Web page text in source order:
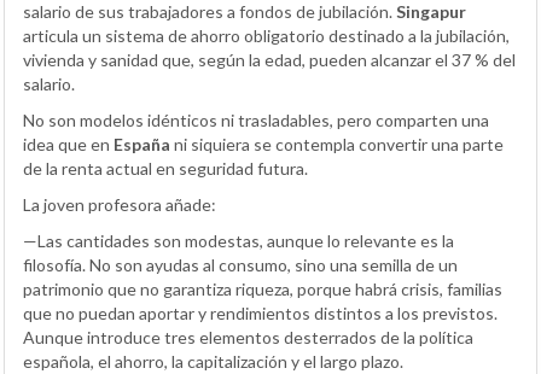
salario de sus trabajadores a fondos de jubilación.Singapur
articula un sistema de ahorro obligatorio destinado a la jubilación,
vivienda y sanidad que, según la edad, pueden alcanzar el 37 % del
salario.
No son modelos idénticos ni trasladables, pero comparten una
idea que en España ni siquiera se contempla convertir una parte
de la renta actual en seguridad futura.
La joven profesora añade:
—Las cantidades son modestas, aunque lo relevante es la
filosofía. No son ayudas al consumo, sino una semilla de un
patrimonio que no garantiza riqueza, porque habrá crisis, familias
que no puedan aportar y rendimientos distintos a los previstos.
Aunque introduce tres elementos desterrados de la política
española, el ahorro, la capitalización y el largo plazo.